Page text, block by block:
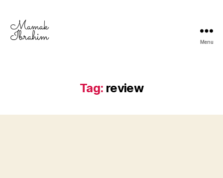
Menu
Tag: review